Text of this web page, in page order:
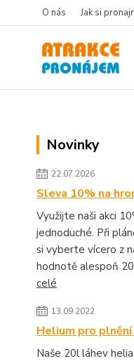
O nás Jak si
Novinky
22.07.2026
Sleva 10% na
Využijte naši akci
jednoduché. Při
si vyberte vícero z
hodnotě alespoň
celé
13.09.2022
Helium pro
Naše 20l láhev